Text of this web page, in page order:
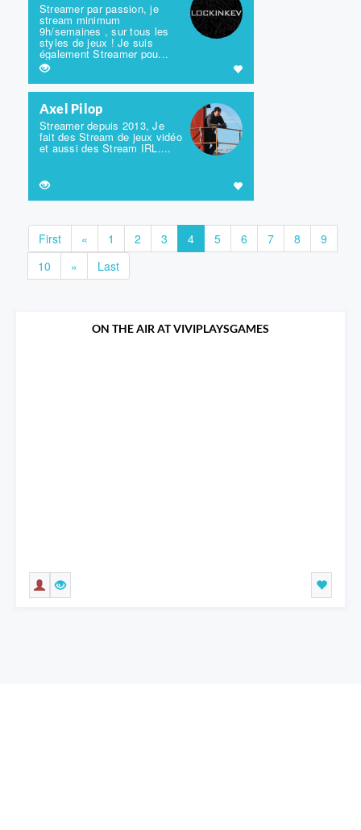
Streamer par passion, je
stream minimum
9h/semaines , sur tous les
styles de jeux ! Je suis
également Streamer pou...
Axel Pilop
Streamer depuis 2013, Je
fait des Stream de jeux vidéo
et aussi des Stream IRL....
First « 1 2 3 4 5 6 7 8
9
10
» Last
ON THE AIR AT VIVIPLAYSGAMES